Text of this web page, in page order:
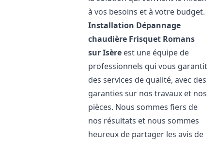
à vos besoins et à votre budget.
Installation Dépannage
chaudière Frisquet Romans
sur Isère est une équipe de
professionnels qui vous garantit
des services de qualité, avec des
garanties sur nos travaux et nos
pièces. Nous sommes fiers de
nos résultats et nous sommes
heureux de partager les avis de